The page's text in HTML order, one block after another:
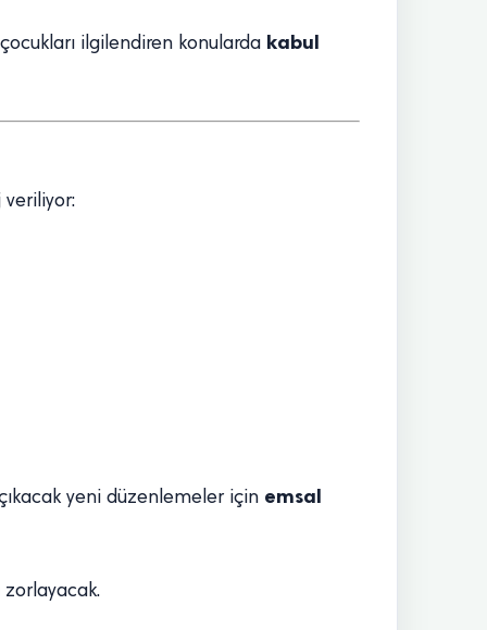
ilgilendiren konularda kabul
yeni düzenlemeler için emsal